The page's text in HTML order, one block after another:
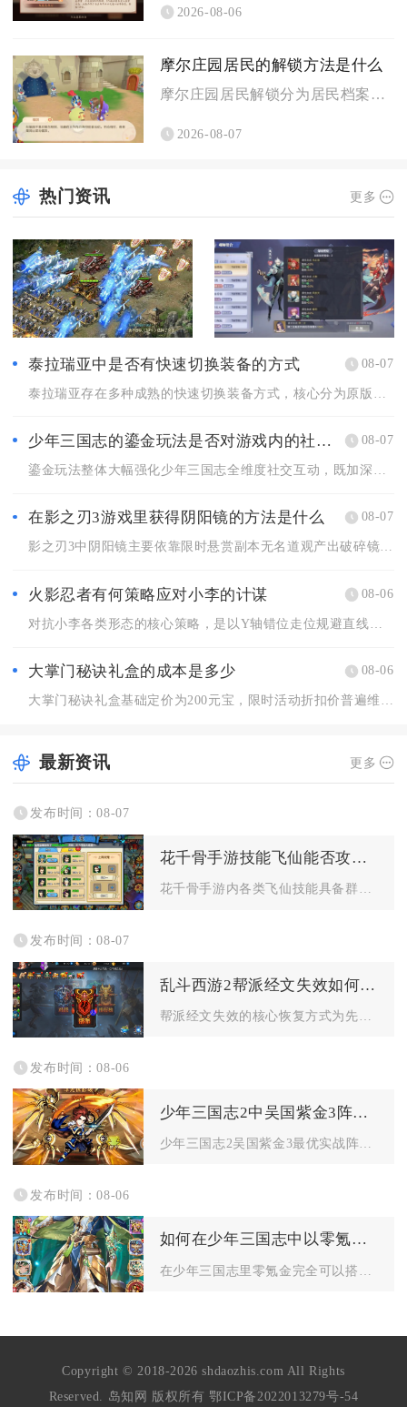
2026-08-06
摩尔庄园居民的解锁方法是什么
摩尔庄园居民解锁分为居民档案图鉴点亮与家园来访解锁两大核心途...
2026-08-07
热门资讯 更多
泰拉瑞亚中是否有快速切换装备的方式 08-07
少年三国志的鎏金玩法是否对游戏内的社交互动有影响 08-07
在影之刃3游戏里获得阴阳镜的方法是什么 08-07
影之刃3中阴阳镜主要依靠限时悬赏副本无名道观产出破碎镜华碎片...
火影忍者有何策略应对小李的计谋 08-06
大掌门秘诀礼盒的成本是多少 08-06
最新资讯 更多
发布时间：08-07
花千骨手游技能飞仙能否攻击多个敌人
花千骨手游内各类飞仙技能具备群体攻击能力，多数坐骑、灵宠解锁...
发布时间：08-07
乱斗西游2帮派经文失效如何恢复
发布时间：08-06
少年三国志2中吴国紫金3阵容怎么打
发布时间：08-06
如何在少年三国志中以零氪金的方式组建强力的阵容
Copyright © 2018-2026 shdaozhis.com All Rights
Reserved. 岛知网 版权所有 鄂ICP备2022013279号-54